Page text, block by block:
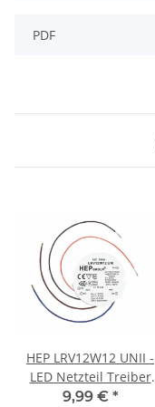
PDF
HEP LRV12W12 UNII -
LED Netzteil Treiber
Trafo CV - 12V/DC - 12W
9,99 € *